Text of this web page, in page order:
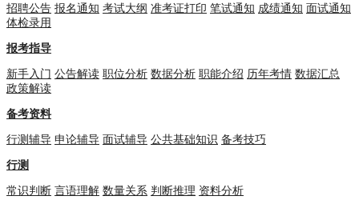
招聘公告 报名通知 考试大纲 准考证打印 笔试通知 成绩通知 面试通知
体检录用
报考指导
新手入门 公告解读 职位分析 数据分析 职能介绍 历年考情 数据汇总
政策解读
备考资料
行测辅导 申论辅导 面试辅导 公共基础知识 备考技巧
行测
常识判断 言语理解 数量关系 判断推理 资料分析